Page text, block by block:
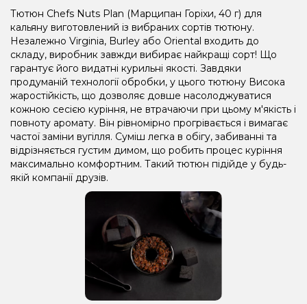
Тютюн Chefs Nuts Plan (Марципан Горіхи, 40 г) для
кальяну виготовлений із вибраних сортів тютюну.
Незалежно Virginia, Burley або Oriental входить до
складу, виробник завжди вибирає найкращі сорт! Що
гарантує його видатні курильні якості. Завдяки
продуманій технології обробки, у цього тютюну Висока
жаростійкість, що дозволяє довше насолоджуватися
кожною сесією куріння, не втрачаючи при цьому м'якість і
повноту аромату. Він рівномірно прогрівається і вимагає
частої заміни вугілля. Суміш легка в обігу, забиванні та
відрізняється густим димом, що робить процес куріння
максимально комфортним. Такий тютюн підійде у будь-
якій компанії друзів.